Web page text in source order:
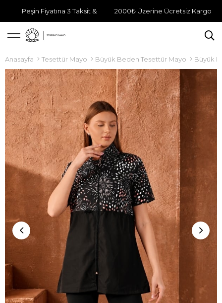
Peşin Fiyatına 3 Taksit & 2000₺ Üzerine Ücretsiz Kargo
Anasayfa Tesettür Mayo Büyük Beden Tesettür Mayo